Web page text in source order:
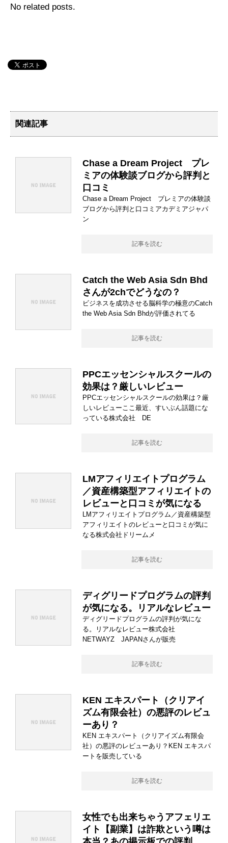
No related posts.
関連記事
Chase a Dream Project プレ
ミアの体験談ブログから評判と
口コミ
Chase a Dream Project プレミアの体験談
ブログから評判と口コミアカデミアジャパ
ン
記事を読む
Catch the Web Asia Sdn Bhd
さんが2chでどうなの？
ビジネスを成功させる脳科学の極意のCatch
the Web Asia Sdn Bhdが評価されてる
記事を読む
PPCエッセンシャルスクールの
効果は？厳しいレビュー
PPCエッセンシャルスクールの効果は？厳
しいレビューここ最近、すいぶん話題にな
っている株式会社 DE
記事を読む
LMアフィリエイトプログラム
／資産構築型アフィリエイトの
レビューと口コミが気になる
LMアフィリエイトプログラム／資産構築型
アフィリエイトのレビューと口コミが気に
なる株式会社ドリームメ
記事を読む
ディグリードプログラムの評判
が気になる。リアルなレビュー
ディグリードプログラムの評判が気にな
る。リアルなレビュー株式会社
NETWAYZ JAPANさんが販売
記事を読む
KEN エキスパート（クリアイ
ズム有限会社）の悪評のレビュ
ーあり？
KEN エキスパート（クリアイズム有限会
社）の悪評のレビューあり？KEN エキスパ
ートを販売している
記事を読む
女性でも出来ちゃうアフェリエ
イト【副業】は詐欺という噂は